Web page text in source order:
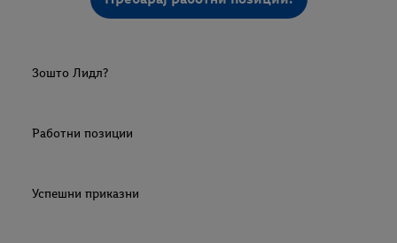
Зошто Лидл?
Работни позиции
Успешни приказни